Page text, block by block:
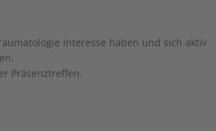
Interesse haben und sich aktiv
Präsenztreffen.